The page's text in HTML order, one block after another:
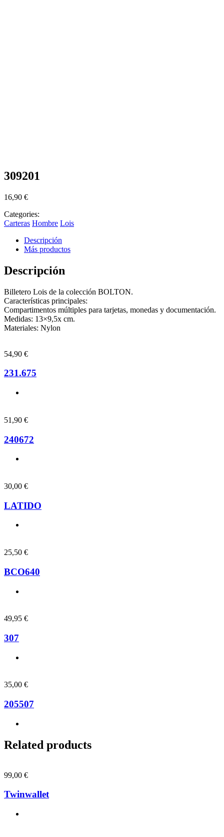
309201
16,90 €
Categories:
Carteras Hombre Lois
Descripción
Más productos
Descripción
Billetero Lois de la colección BOLTON.
Características principales:
Compartimentos múltiples para tarjetas, monedas y documentación.
Medidas: 13×9,5x cm.
Materiales: Nylon
54,90 €
231.675
51,90 €
240672
30,00 €
LATIDO
25,50 €
BCO640
49,95 €
307
35,00 €
205507
Related products
99,00 €
Twinwallet